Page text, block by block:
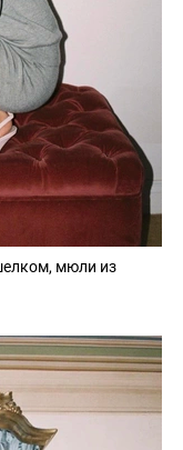
мюли из